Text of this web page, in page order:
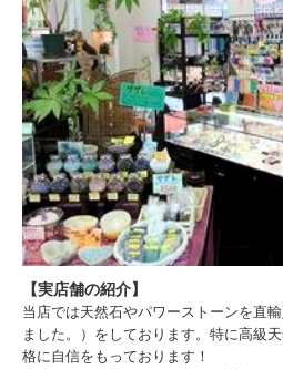
【実店舗の紹介】
当店では天然石やパワーストーンを直
ました。）をしております。特に高級
格に自信をもっております！